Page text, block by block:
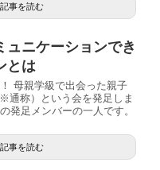
記事を読む
ュニケーションでき
とは
母親学級で出会った親子
通称）という会を発足しま
発足メンバーの一人です。
記事を読む